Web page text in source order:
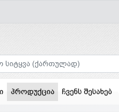
პროდუქცია(current)
ჩვენს შესახებ